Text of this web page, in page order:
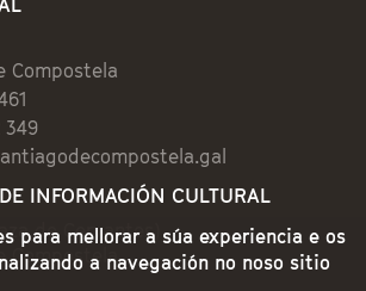
Compostela
349
INFORMACIÓN CULTURAL
de Cervantes)
Compostela
para mellorar a súa experiencia e os
a navegación no noso sitio